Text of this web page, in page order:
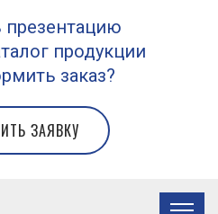
презентацию
продукции
заказ?
ЗАЯВКУ